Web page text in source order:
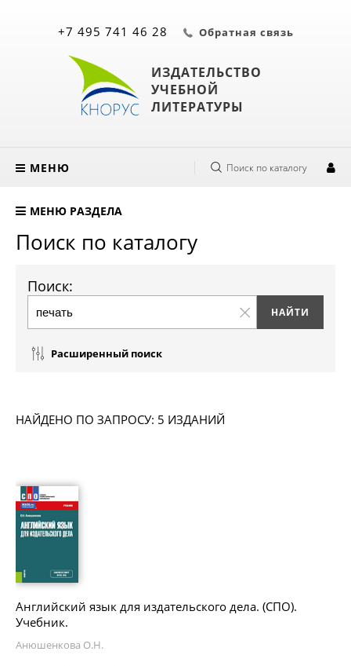
ИЗДАТЕЛЬСТВО
УЧЕБНОЙ
ЛИТЕРАТУРЫ
+7 495 741 46 28 Обратная связь
МЕНЮ Поиск по каталогу
МЕНЮ РАЗДЕЛА
Поиск по каталогу
Поиск:
Расширенный поиск
НАЙДЕНО ПО ЗАПРОСУ: 5 ИЗДАНИЙ
Английский язык для издательского дела. (СПО).
Учебник.
Анюшенкова О.Н.